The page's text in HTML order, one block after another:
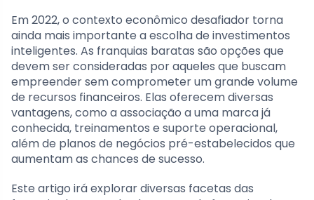
Em 2022, o contexto econômico desafiador torna
ainda mais importante a escolha de investimentos
inteligentes. As franquias baratas são opções que
devem ser consideradas por aqueles que buscam
empreender sem comprometer um grande volume
de recursos financeiros. Elas oferecem diversas
vantagens, como a associação a uma marca já
conhecida, treinamentos e suporte operacional,
além de planos de negócios pré-estabelecidos que
aumentam as chances de sucesso.
Este artigo irá explorar diversas facetas das